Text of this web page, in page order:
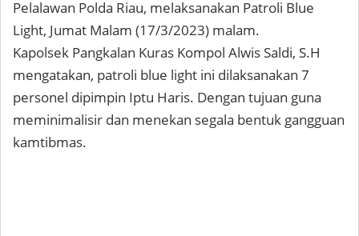
Pelalawan Polda Riau, melaksanakan Patroli Blue
Light, Jumat Malam (17/3/2023) malam.
Kapolsek Pangkalan Kuras Kompol Alwis Saldi, S.H
mengatakan, patroli blue light ini dilaksanakan 7
personel dipimpin Iptu Haris. Dengan tujuan guna
meminimalisir dan menekan segala bentuk gangguan
kamtibmas.